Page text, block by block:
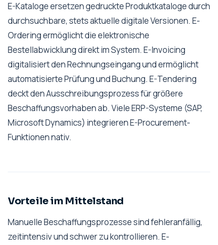
E-Kataloge ersetzen gedruckte Produktkataloge durch
durchsuchbare, stets aktuelle digitale Versionen. E-
Ordering ermöglicht die elektronische
Bestellabwicklung direkt im System. E-Invoicing
digitalisiert den Rechnungseingang und ermöglicht
automatisierte Prüfung und Buchung. E-Tendering
deckt den Ausschreibungsprozess für größere
Beschaffungsvorhaben ab. Viele ERP-Systeme (SAP,
Microsoft Dynamics) integrieren E-Procurement-
Funktionen nativ.
Vorteile im Mittelstand
Manuelle Beschaffungsprozesse sind fehleranfällig,
zeitintensiv und schwer zu kontrollieren. E-